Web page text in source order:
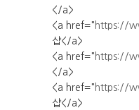
</a>
<a href=" https://
샵</a>
<a href=" https://
</a>
<a href=" https://
샵</a>